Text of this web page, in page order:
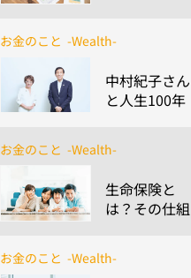
トについて解
お金のこと -Wealth-
​中村紀子さん
と人生100年
グ 第8回
お金のこと -Wealth-
​生命保険と
は？その仕組
び方のポイン
トについて紹
お金のこと -Wealth-